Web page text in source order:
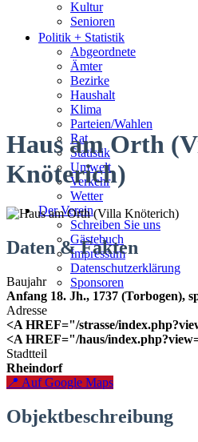
Kultur
Senioren
Stadtführer
Straßen
Politik + Statistik
Abgeordnete
Ämter
Bezirke
Haushalt
Klima
Parteien/Wahlen
Rat
Statistik
Umwelt
Verkehr
Wetter
Der Verein
Schreiben Sie uns
Gästebuch
Impressum
Datenschutzerklärung
Sponsoren
Haus am Orth
Knöterich)
Daten & Fakten
Baujahr
Anfang 18. Jh., 1737 (Torbogen),
Adresse
<A HREF="/strasse/
<A HREF="/haus/
Stadtteil
Rheindorf
📍 Auf Google Maps
Objektbeschreibung